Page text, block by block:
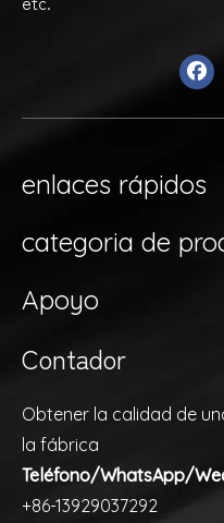
enlaces rápidos
categoria de
Apoyo
Contador
Obtener la calidad de
la fábrica
Teléfono/WhatsApp/
+86-13929037292